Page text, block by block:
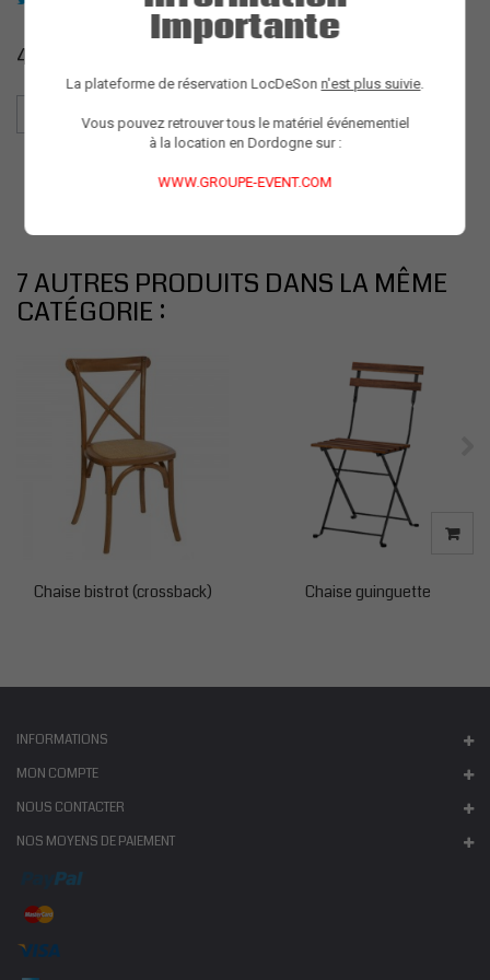
4,50 €
7 AUTRES PRODUITS DANS LA MÊME
CATÉGORIE :
Chaise bistrot (crossback) Chaise guinguette
INFORMATIONS
MON COMPTE
NOUS CONTACTER
NOS MOYENS DE PAIEMENT
Importante
La plateforme de réservation LocDeSon n'est plus suivie.
Vous pouvez retrouver tous le matériel événementiel
à la location en Dordogne sur :
WWW.GROUPE-EVENT.COM